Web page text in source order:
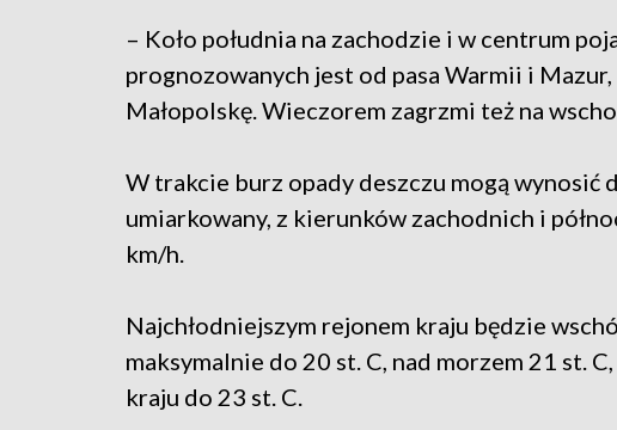
– Koło południa na zachodzie i w centrum
prognozowanych jest od pasa Warmii i
Małopolskę. Wieczorem zagrzmi też na
W trakcie burz opady deszczu mogą wynosić
umiarkowany, z kierunków zachodnich i
km/h.
Najchłodniejszym rejonem kraju będzie
maksymalnie do 20 st. C, nad morzem 21 st.
kraju do 23 st. C.